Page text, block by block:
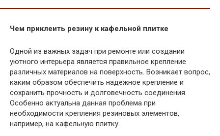
Чем приклеить резину к кафельной плитке
Одной из важных задач при ремонте или создании
уютного интерьера является правильное крепление
различных материалов на поверхность. Возникает вопрос,
каким образом обеспечить надежное крепление и
сохранить прочность и долговечность соединения.
Особенно актуальна данная проблема при
необходимости крепления резиновых элементов,
например, на кафельную плитку.